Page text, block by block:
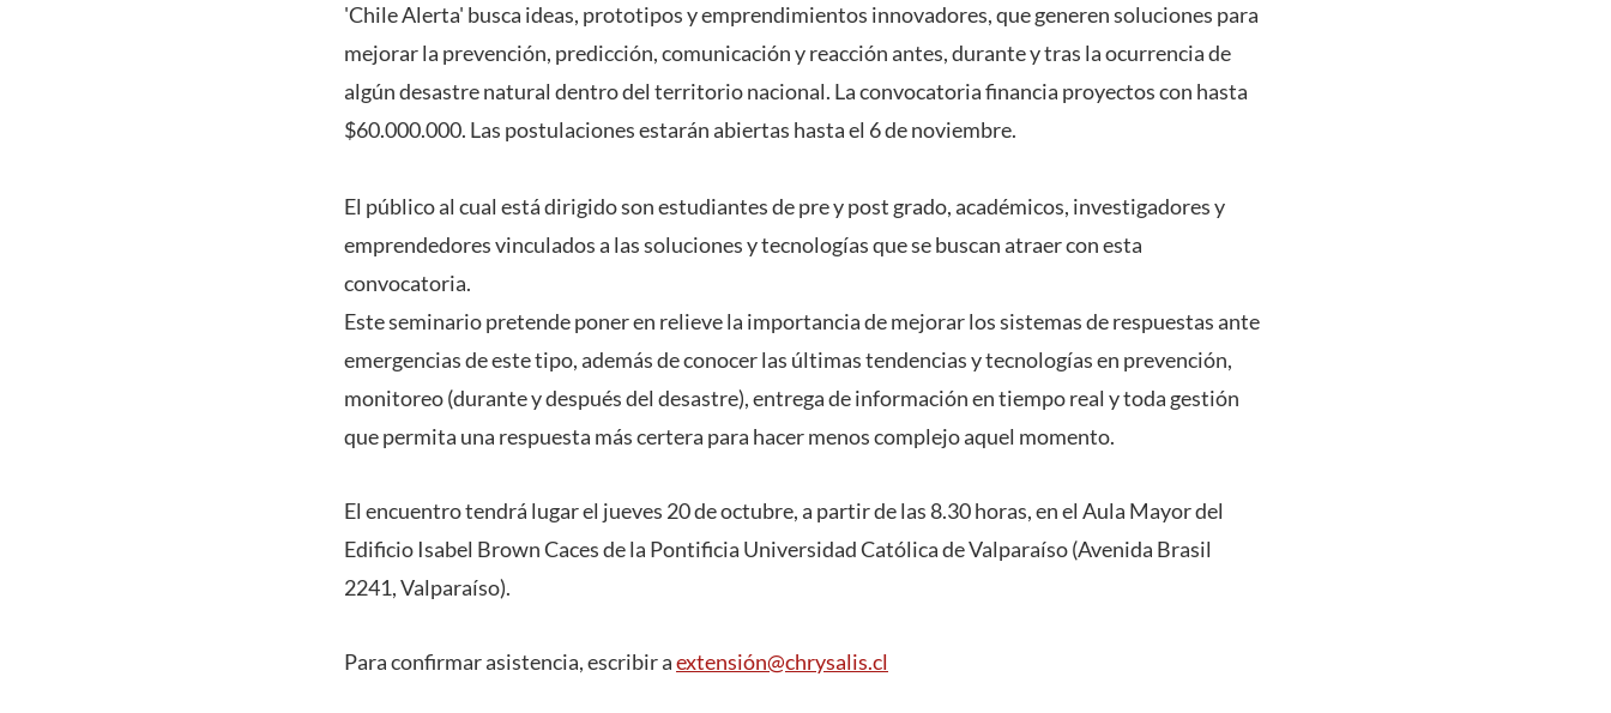
'Chile Alerta' busca ideas, prototipos y emprendimientos innovadores, que generen soluciones para
mejorar la prevención, predicción, comunicación y reacción antes, durante y tras la ocurrencia de
algún desastre natural dentro del territorio nacional. La convocatoria financia proyectos con hasta
$60.000.000. Las postulaciones estarán abiertas hasta el 6 de noviembre.
El público al cual está dirigido son estudiantes de pre y post grado, académicos, investigadores y
emprendedores vinculados a las soluciones y tecnologías que se buscan atraer con esta
convocatoria.
Este seminario pretende poner en relieve la importancia de mejorar los sistemas de respuestas ante
emergencias de este tipo, además de conocer las últimas tendencias y tecnologías en prevención,
monitoreo (durante y después del desastre), entrega de información en tiempo real y toda gestión
que permita una respuesta más certera para hacer menos complejo aquel momento.
El encuentro tendrá lugar el jueves 20 de octubre, a partir de las 8.30 horas, en el Aula Mayor del
Edificio Isabel Brown Caces de la Pontificia Universidad Católica de Valparaíso (Avenida Brasil
2241, Valparaíso).
Para confirmar asistencia, escribir aextensión@chrysalis.cl